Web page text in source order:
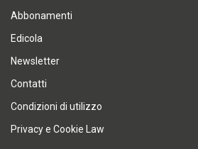
Abbonamenti
Edicola
Newsletter
Contatti
Condizioni di utilizzo
Privacy e Cookie Law